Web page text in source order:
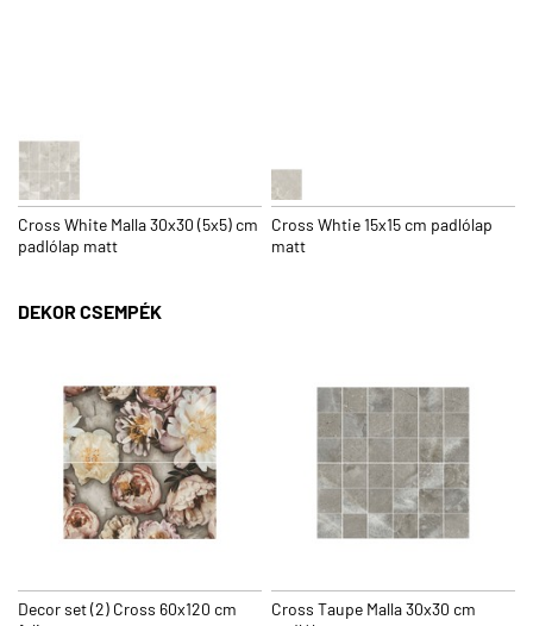
Cross White Malla 30x30 (5x5) cm
padlólap matt
Cross Whtie 15x15 cm padlólap
matt
DEKOR CSEMPÉK
Decor set (2) Cross 60x120 cm
Cross Taupe Malla 30x30 cm